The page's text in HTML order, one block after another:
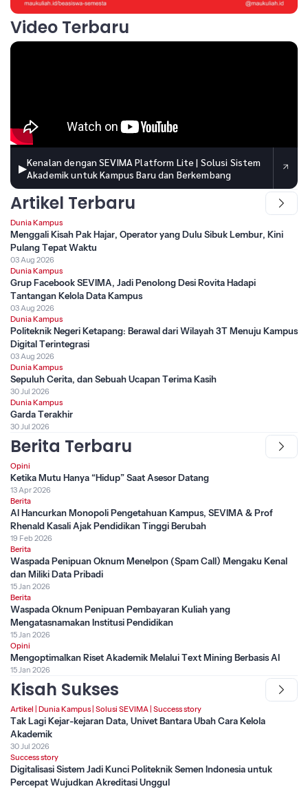
Video Terbaru
▶Kenalan dengan SEVIMA Platform Lite | Solusi Sistem
Akademik untuk Kampus Baru dan Berkembang
Artikel Terbaru
Dunia Kampus
Menggali Kisah Pak Hajar, Operator yang Dulu Sibuk Lembur, Kini
Pulang Tepat Waktu
03 Aug 2026
Dunia Kampus
Grup Facebook SEVIMA, Jadi Penolong Desi Rovita Hadapi
Tantangan Kelola Data Kampus
03 Aug 2026
Dunia Kampus
Politeknik Negeri Ketapang: Berawal dari Wilayah 3T Menuju Kampus
Digital Terintegrasi
03 Aug 2026
Dunia Kampus
Sepuluh Cerita, dan Sebuah Ucapan Terima Kasih
30 Jul 2026
Dunia Kampus
Garda Terakhir
30 Jul 2026
Berita Terbaru
Opini
Ketika Mutu Hanya “Hidup” Saat Asesor Datang
13 Apr 2026
Berita
AI Hancurkan Monopoli Pengetahuan Kampus, SEVIMA & Prof
Rhenald Kasali Ajak Pendidikan Tinggi Berubah
19 Feb 2026
Berita
Waspada Penipuan Oknum Menelpon (Spam Call) Mengaku Kenal
dan Miliki Data Pribadi
15 Jan 2026
Berita
Waspada Oknum Penipuan Pembayaran Kuliah yang
Mengatasnamakan Institusi Pendidikan
15 Jan 2026
Opini
Mengoptimalkan Riset Akademik Melalui Text Mining Berbasis AI
15 Jan 2026
Kisah Sukses
Artikel Dunia Kampus Solusi SEVIMA Success story
Tak Lagi Kejar-kejaran Data, Univet Bantara Ubah Cara Kelola
Akademik
30 Jul 2026
Success story
Digitalisasi Sistem Jadi Kunci Politeknik Semen Indonesia untuk
Percepat Wujudkan Akreditasi Unggul